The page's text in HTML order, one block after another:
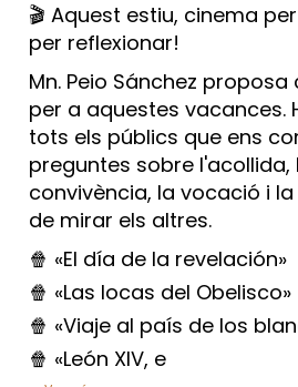
🎬 Aquest estiu, cinema
per reflexionar!
Mn. Peio Sánchez proposa
per a aquestes vacances.
tots els públics que ens
preguntes sobre l'acollida,
convivència, la vocació i
de mirar els altres.
🍿 «El día de la revelación»
🍿 «Las locas del Obelisco»
🍿 «Viaje al país de los
🍿 «León XIV, e